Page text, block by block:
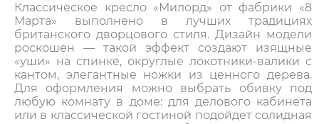
Классическое кресло «Милорд» от фабрики «8
Марта» выполнено в лучших традициях
британского дворцового стиля. Дизайн модели
роскошен — такой эффект создают изящные
«уши» на спинке, округлые локотники-валики с
кантом, элегантные ножки из ценного дерева.
Для оформления можно выбрать обивку под
любую комнату в доме: для делового кабинета
или в классической гостиной подойдет солидная